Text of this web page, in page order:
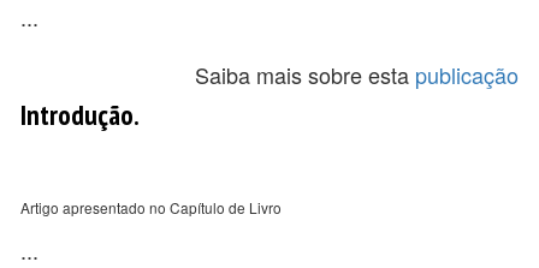
...
Saiba mais sobre esta publicação
Introdução.
Artigo apresentado no Capítulo de Livro
...